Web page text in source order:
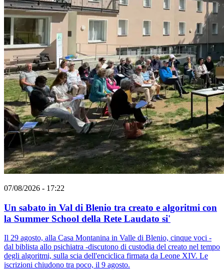
07/08/2026 - 17:22
Un sabato in Val di Blenio tra creato e algoritmi con
la Summer School della Rete Laudato si'
Il 29 agosto, alla Casa Montanina in Valle di Blenio, cinque voci -
dal biblista allo psichiatra -discutono di custodia del creato nel tempo
degli algoritmi, sulla scia dell'enciclica firmata da Leone XIV. Le
iscrizioni chiudono tra poco, il 9 agosto.